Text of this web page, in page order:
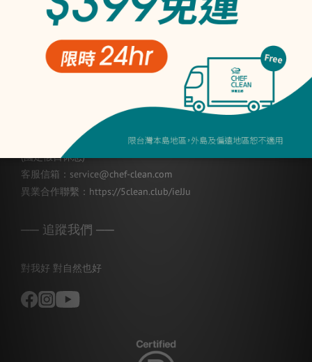
統編：24726432
── 聯絡我們 ──
上班時間：週一至週五，
10:00-12:00；13:00-17:00
(國定假日休息)
客服信箱：service@chef-clean.com
異業合作聯繫： https://5clean.club/ieJJu
── 追蹤我們 ──
對我好 對自然也好